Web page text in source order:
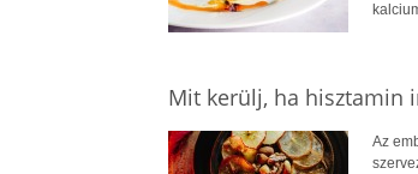
Mit kerülj, ha hisztamin
Az